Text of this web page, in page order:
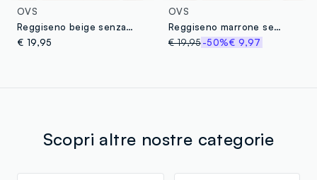
OVS
Reggiseno beige senza cuciture con imbottitura removibile
€ 19,95
OVS
Reggiseno marrone senza cuciture con imbottitura removibile
€ 19,95 -50%€ 9,97
Scopri altre nostre categorie